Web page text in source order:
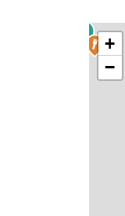
+
−